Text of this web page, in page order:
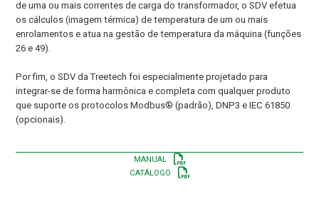
de uma ou mais correntes de carga do transformador, o SDV efetua
os cálculos (imagem térmica) de temperatura de um ou mais
enrolamentos e atua na gestão de temperatura da máquina (funções
26 e 49).
Por fim, o SDV da Treetech foi especialmente projetado para
integrar-se de forma harmônica e completa com qualquer produto
que suporte os protocolos Modbus® (padrão), DNP3 e IEC 61850
(opcionais).
MANUAL
CATÁLOGO